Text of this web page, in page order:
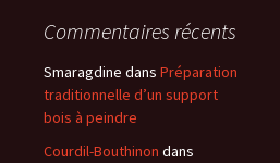
Commentaires récents
Smaragdine dans Préparation
traditionnelle d’un support
bois à peindre
Courdil-Bouthinon dans